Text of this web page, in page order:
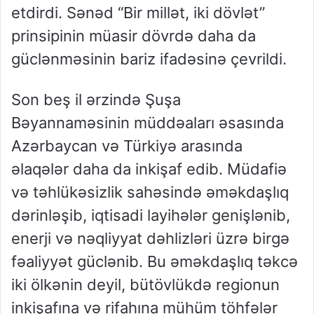
etdirdi. Sənəd “Bir millət, iki dövlət”
prinsipinin müasir dövrdə daha da
güclənməsinin bariz ifadəsinə çevrildi.
Son beş il ərzində Şuşa
Bəyannaməsinin müddəaları əsasında
Azərbaycan və Türkiyə arasında
əlaqələr daha da inkişaf edib. Müdafiə
və təhlükəsizlik sahəsində əməkdaşlıq
dərinləşib, iqtisadi layihələr genişlənib,
enerji və nəqliyyat dəhlizləri üzrə birgə
fəaliyyət güclənib. Bu əməkdaşlıq təkcə
iki ölkənin deyil, bütövlükdə regionun
inkişafına və rifahına mühüm töhfələr